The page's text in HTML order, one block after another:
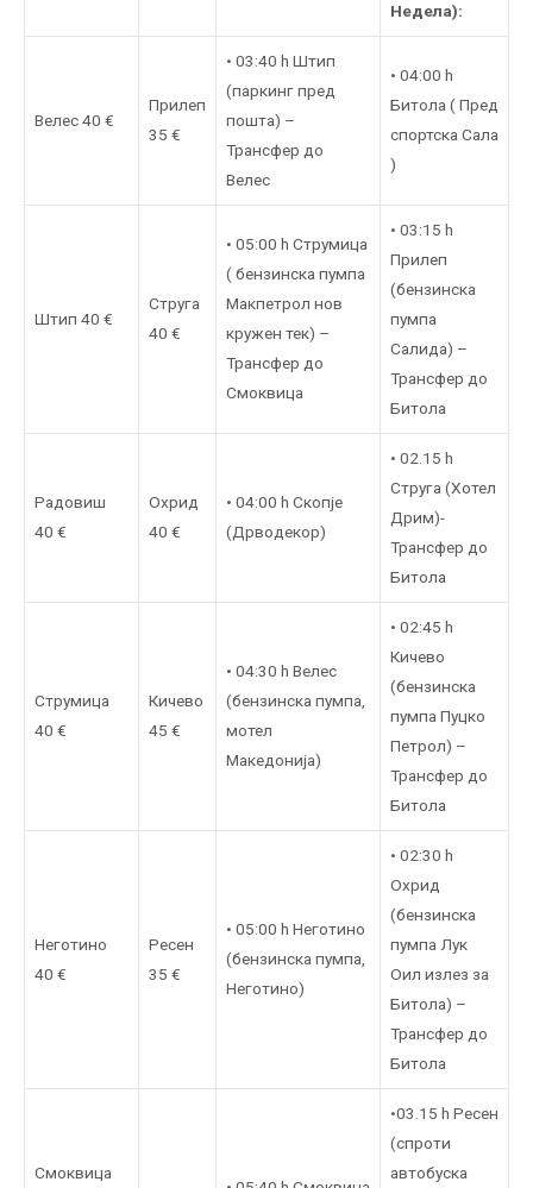
Недела):
Велес 40 €
Прилеп
35 €
• 03:40 h Штип
(паркинг пред
пошта) –
Трансфер до
Велес
• 04:00 h
Битола ( Пред
спортска Сала
)
Штип 40 €
Струга
40 €
• 05:00 h Струмица
( бензинска пумпа
Макпетрол нов
кружен тек) –
Трансфер до
Смоквица
• 03:15 h
Прилеп
(бензинска
пумпа
Салида) –
Трансфер до
Битола
Радовиш
40 €
Охрид
40 €
• 04:00 h Скопје
(Дрводекор)
• 02.15 h
Струга (Хотел
Дрим)-
Трансфер до
Битола
Струмица
40 €
Кичево
45 €
• 04:30 h Велес
(бензинска пумпа,
мотел
Македонија)
• 02:45 h
Кичево
(бензинска
пумпа Пуцко
Петрол) –
Трансфер до
Битола
Неготино
40 €
Ресен
35 €
• 05:00 h Неготино
(бензинска пумпа,
Неготино)
• 02:30 h
Охрид
(бензинска
пумпа Лук
Оил излез за
Битола) –
Трансфер до
Битола
Смоквица
•03.15 h Ресен
(спроти
автобуска